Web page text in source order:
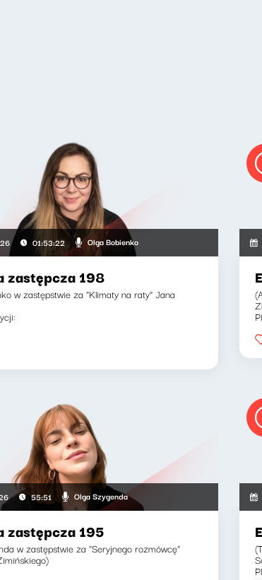
01:53:22 Olga Bobienko
zastępcza 198
w zastępstwie za "Klimaty na raty" Jana
55:51 Olga Szygenda
zastępcza 195
w zastępstwie za "Seryjnego rozmówcę"